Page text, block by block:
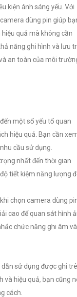
kiện ánh sáng yếu. Với
dùng pin giúp
quả mà không cần
năng ghi hình và lưu
an toàn của môi
một số yếu tố quan
hiệu quả. Bạn cần
cầu sử dụng.
nhất đến thời gian
tiết kiệm năng lượng
chọn camera dùng
cao để quan sát hình
chức năng ghi âm và
sử dụng được ghi
và hiệu quả, bạn cũng
cách.